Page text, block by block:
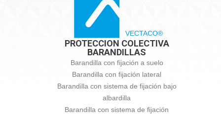
VECTACO®
PROTECCION COLECTIVA
BARANDILLAS
Barandilla con fijación a suelo
Barandilla con fijación lateral
Barandilla con sistema de fijación bajo
albardilla
Barandilla con sistema de fijación